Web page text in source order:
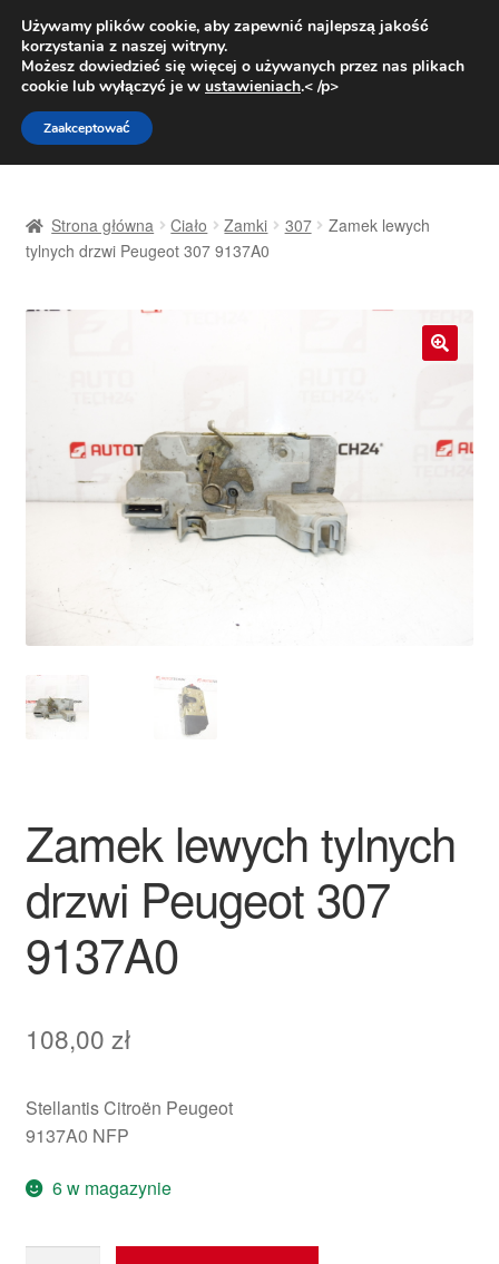
DOSTAWA od 31 zł
Pn.-pt. 9:00-16:00800 003 167
Przejdź
do
nawigacji
Przejdź
do
treści
Dostawa
Polityka prywatności
Skarga
Zamówienia
Zasady i warunki
Strona główna Ciało Zamki 307
Zamek lewych
tylnych drzwi Peugeot 307 9137A0
Zamek lewych tylnych
drzwi Peugeot 307
9137A0
108,00 zł
Stellantis Citroën Peugeot
9137A0 NFP
6 w magazynie
Używamy plików cookie, aby zapewnić najlepszą jakość
korzystania z naszej witryny.
Możesz dowiedzieć się więcej o używanych przez nas plikach
cookie lub wyłączyć je w ustawieniach.< /p>
Zaakceptować